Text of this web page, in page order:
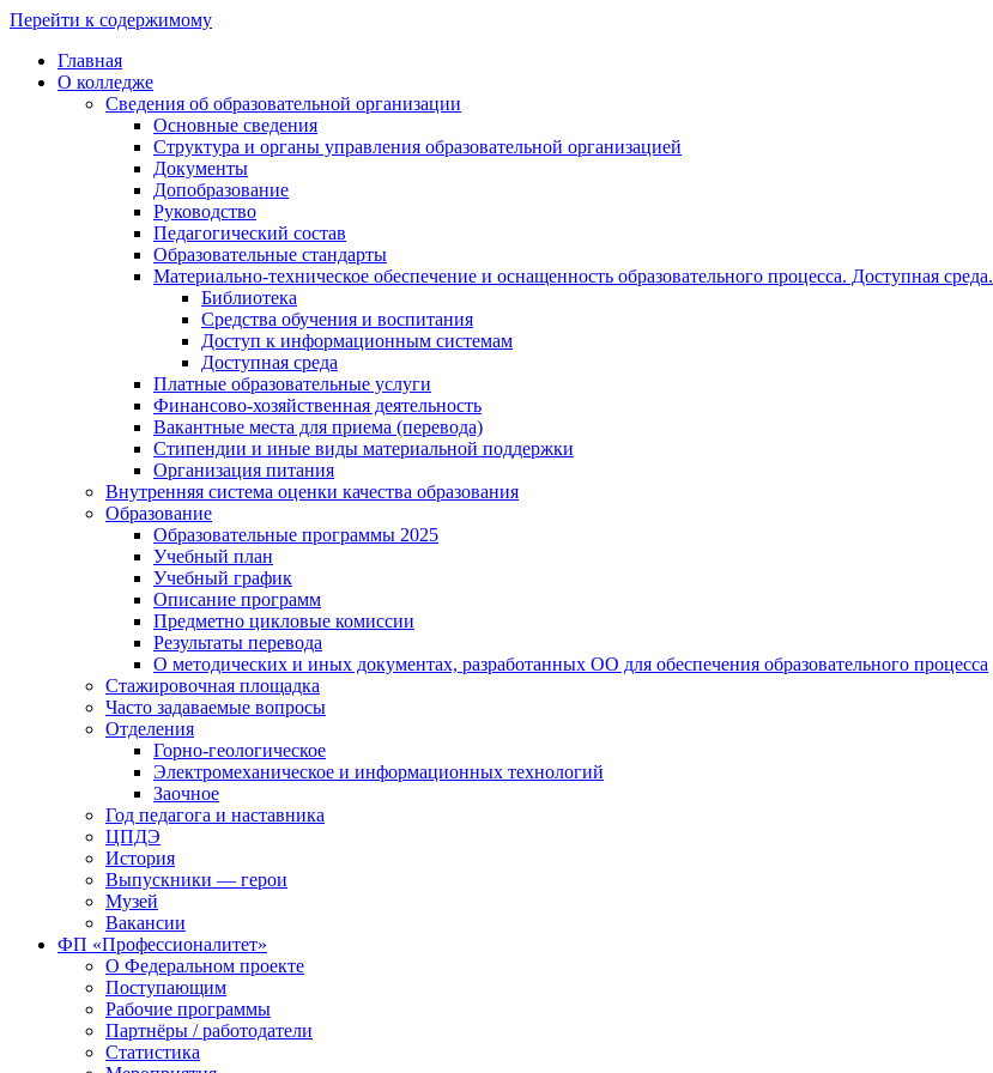
Перейти к содержимому
Главная
О колледже
Сведения об образовательной организации
Основные сведения
Структура и органы управления образовательной организацией
Документы
Допобразование
Руководство
Педагогический состав
Образовательные стандарты
Материально-техническое обеспечение и оснащенность образовательного процесса. Доступная среда.
Библиотека
Средства обучения и воспитания
Доступ к информационным системам
Доступная среда
Платные образовательные услуги
Финансово-хозяйственная деятельность
Вакантные места для приема (перевода)
Стипендии и иные виды материальной поддержки
Организация питания
Внутренняя система оценки качества образования
Образование
Образовательные программы 2025
Учебный план
Учебный график
Описание программ
Предметно цикловые комиссии
Результаты перевода
О методических и иных документах, разработанных ОО для обеспечения образовательного процесса
Стажировочная площадка
Часто задаваемые вопросы
Отделения
Горно-геологическое
Электромеханическое и информационных технологий
Заочное
Год педагога и наставника
ЦПДЭ
История
Выпускники — герои
Музей
Вакансии
ФП «Профессионалитет»
О Федеральном проекте
Поступающим
Рабочие программы
Партнёры / работодатели
Статистика